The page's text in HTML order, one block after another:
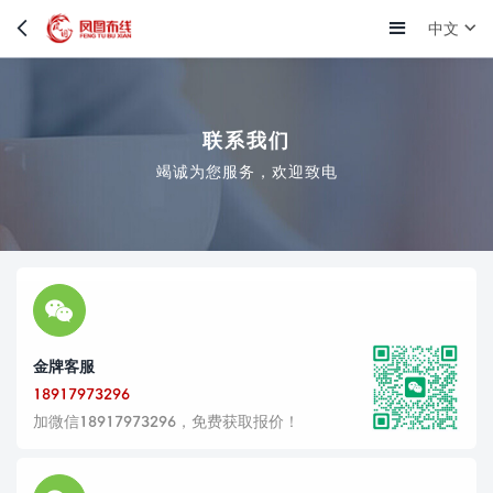
中文
联系我们
竭诚为您服务，欢迎致电
金牌客服
18917973296
加微信18917973296，免费获取报价！